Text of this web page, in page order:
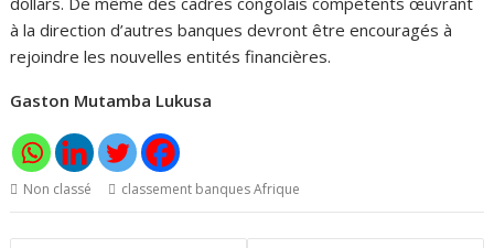
à la direction d’autres banques devront être encouragés à
rejoindre les nouvelles entités financières.
Gaston Mutamba Lukusa
Non classé classement banques Afrique